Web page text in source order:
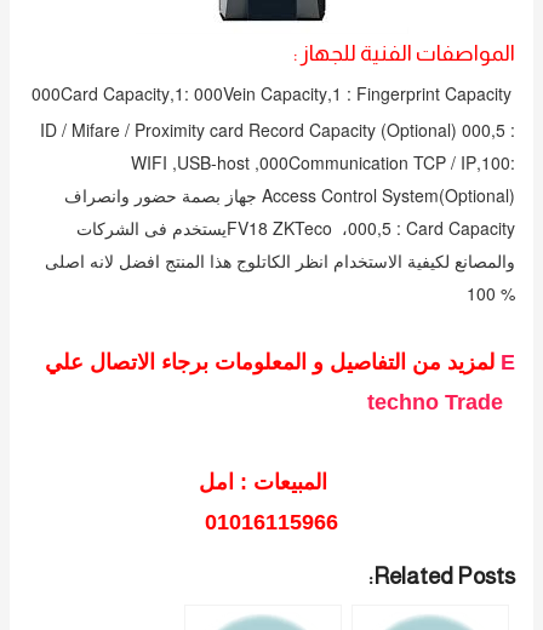
المواصفات الفنية للجهاز :
Fingerprint Capacity ‏:‏ 1‏,‏000Vein Capacity ‏:‏1‏,‏000Card Capacity
‏:‏ 5‏,‏000 ‏(‏Optional‏)‏ ID / Mifare / Proximity card Record Capacity
‏:‏100‏,‏000Communication TCP / IP‏,‏ USB‎-host‏,‏ WIFI
‏(‏Optional‏)‏Access Control System جهاز بصمة حضور وانصراف
Card Capacity ‏:‏ 5‏,‏000، FV18 ZKTecoيستخدم فى الشركات
والمصانع لكيفية الاستخدام انظر الكاتلوج هذا المنتج افضل لانه اصلى
% 100
لمزيد من التفاصيل و المعلومات برجاء الاتصال علي E
techno Trade
01016115966
Related Posts: